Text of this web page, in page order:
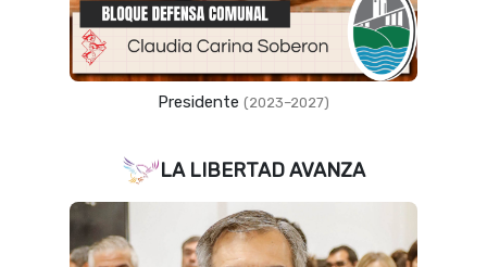
Presidente (2023–2027)
LA LIBERTAD AVANZA